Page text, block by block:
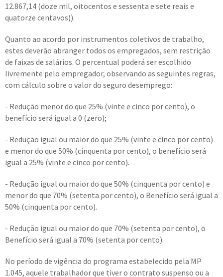
12.867,14 (doze mil, oitocentos e sessenta e sete reais e
quatorze centavos)).
Quanto ao acordo por instrumentos coletivos de trabalho,
estes deverão abranger todos os empregados, sem restrição
de faixas de salários. O percentual poderá ser escolhido
livremente pelo empregador, observando as seguintes regras,
com cálculo sobre o valor do seguro desemprego:
- Redução menor do que 25% (vinte e cinco por cento), o
benefício será igual a 0 (zero);
- Redução igual ou maior do que 25% (vinte e cinco por cento)
e menor do que 50% (cinquenta por cento), o benefício será
igual a 25% (vinte e cinco por cento).
- Redução igual ou maior do que 50% (cinquenta por cento) e
menor do que 70% (setenta por cento), o Benefício será igual a
50% (cinquenta por cento).
- Redução igual ou maior do que 70% (setenta por cento), o
Benefício será igual a 70% (setenta por cento).
No período de vigência do programa estabelecido pela MP
1.045, aquele trabalhador que tiver o contrato suspenso ou a